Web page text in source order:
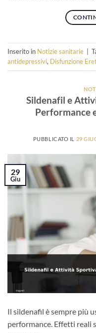
Inserito in Notizie sanitarie
antidepressivi, Disfunzione
Sildenafil e
Performance
PUBBLICATO IL 29
29
Giu
Il sildenafil è sempre più
performance. Effetti reali